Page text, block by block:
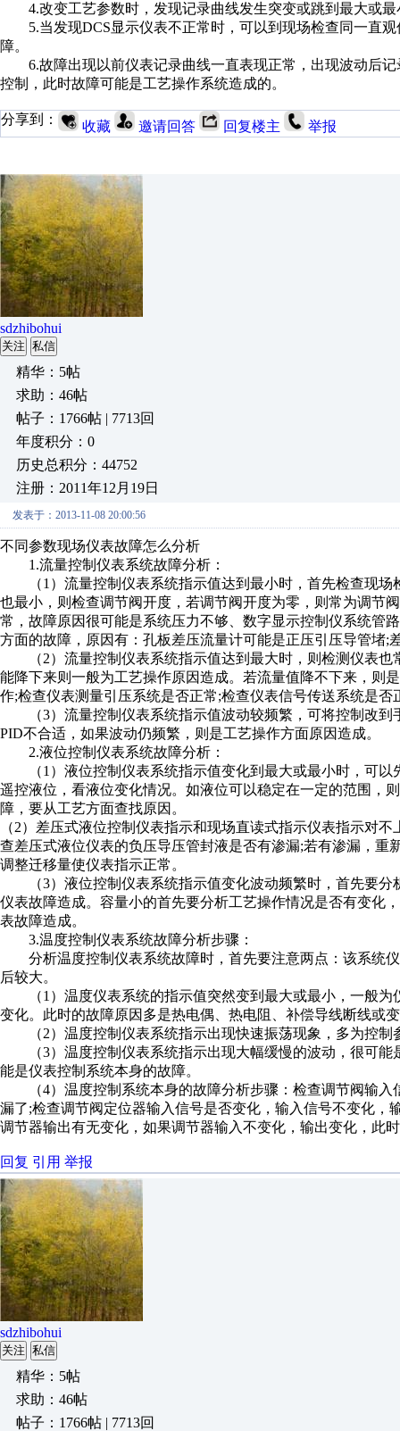
4.改变工艺参数时，发现记录曲线发生突变或跳到最大或最
5.当发现DCS显示仪表不正常时，可以到现场检查同一直观
障。
6.故障出现以前仪表记录曲线一直表现正常，出现波动后记
控制，此时故障可能是工艺操作系统造成的。
分享到： 收藏 邀请回答 回复楼主 举报
sdzhibohui
关注 私信
精华：5帖
求助：46帖
帖子：1766帖 | 7713回
年度积分：0
历史总积分：44752
注册：2011年12月19日
发表于：2013-11-08 20:00:56
不同参数现场仪表故障怎么分析
1.流量控制仪表系统故障分析：
（1）流量控制仪表系统指示值达到最小时，首先检查现场
也最小，则检查调节阀开度，若调节阀开度为零，则常为调节
常，故障原因很可能是系统压力不够、数字显示控制仪系统管
方面的故障，原因有：孔板差压流量计可能是正压引压导管堵
（2）流量控制仪表系统指示值达到最大时，则检测仪表也
能降下来则一般为工艺操作原因造成。若流量值降不下来，则
作;检查仪表测量引压系统是否正常;检查仪表信号传送系统是否
（3）流量控制仪表系统指示值波动较频繁，可将控制改到
PID不合适，如果波动仍频繁，则是工艺操作方面原因造成。
2.液位控制仪表系统故障分析：
（1）液位控制仪表系统指示值变化到最大或最小时，可以
遥控液位，看液位变化情况。如液位可以稳定在一定的范围，
障，要从工艺方面查找原因。
（2）差压式液位控制仪表指示和现场直读式指示仪表指示对
查差压式液位仪表的负压导压管封液是否有渗漏;若有渗漏，
调整迁移量使仪表指示正常。
（3）液位控制仪表系统指示值变化波动频繁时，首先要分
仪表故障造成。容量小的首先要分析工艺操作情况是否有变化
表故障造成。
3.温度控制仪表系统故障分析步骤：
分析温度控制仪表系统故障时，首先要注意两点：该系统
后较大。
（1）温度仪表系统的指示值突然变到最大或最小，一般为
变化。此时的故障原因多是热电偶、热电阻、补偿导线断线或
（2）温度控制仪表系统指示出现快速振荡现象，多为控制
（3）温度控制仪表系统指示出现大幅缓慢的波动，很可能
能是仪表控制系统本身的故障。
（4）温度控制系统本身的故障分析步骤：检查调节阀输入
漏了;检查调节阀定位器输入信号是否变化，输入信号不变化
调节器输出有无变化，如果调节器输入不变化，输出变化，此
回复 引用 举报
sdzhibohui
关注 私信
精华：5帖
求助：46帖
帖子：1766帖 | 7713回